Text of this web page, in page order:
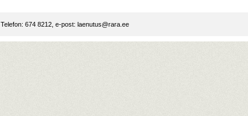
Telefon: 674 8212, e-post: laenutus@rara.ee